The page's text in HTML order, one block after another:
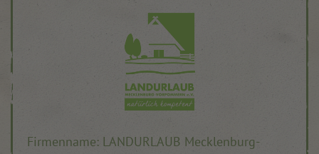
Firmenname: LANDURLAUB Mecklenburg-